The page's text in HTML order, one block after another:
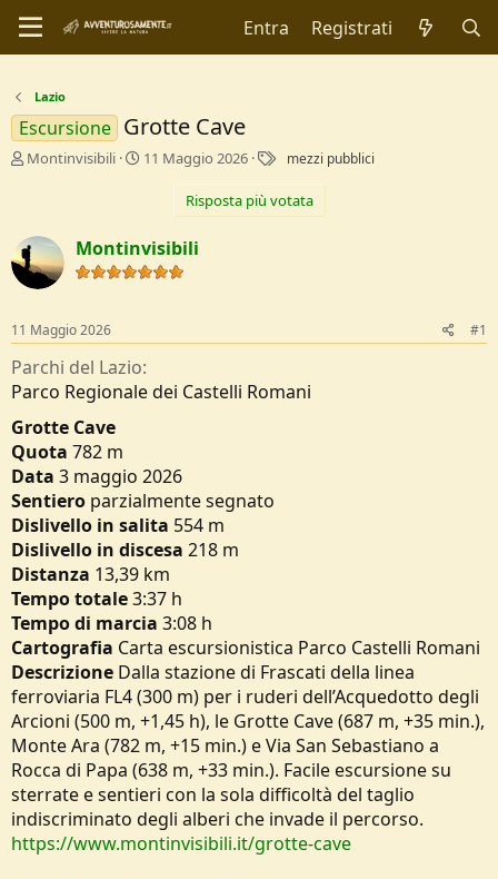
Entra Registrati
Lazio
Escursione Grotte Cave
C
t
o
r
c
u
s
i
o
n
e
Montinvisibili
D
i
I
o
11 Maggio 2026
g
mezzi pubblici
Risposta più votata
Montinvisibili
11 Maggio 2026 #1
Parchi del Lazio
Parco Regionale dei Castelli Romani
Grotte Cave
Quota 782 m
Data 3 maggio 2026
Sentiero parzialmente segnato
Dislivello in salita 554 m
Dislivello in discesa 218 m
Distanza 13,39 km
Tempototale3:37 h
Tempo di marcia 3:08 h
Cartografia Carta escursionistica Parco Castelli Romani
Descrizione Dalla stazione di Frascati della linea
ferroviaria FL4 (300 m) per i ruderi dell’Acquedotto degli
Arcioni (500 m, +1,45 h), le Grotte Cave (687 m, +35 min.),
Monte Ara (782 m, +15 min.) e Via San Sebastiano a
Rocca di Papa (638 m, +33 min.). Facile escursione su
sterrate e sentieri con la sola difficoltà del taglio
indiscriminato degli alberi che invade il percorso.
https://www.montinvisibili.it/grotte-cave